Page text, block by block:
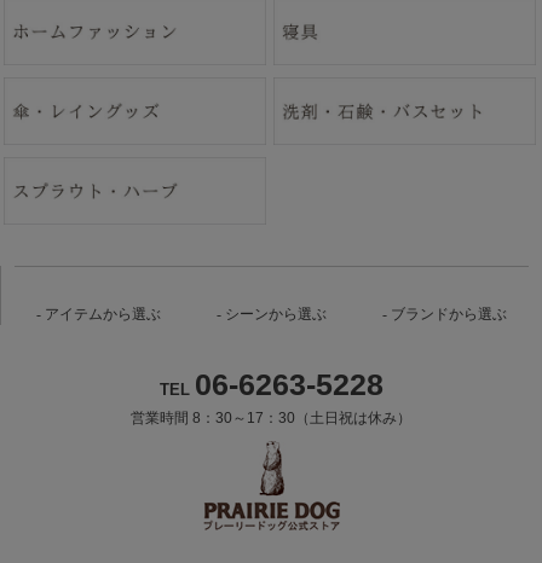
アイテムから選ぶ シーンから選ぶ ブランドから選ぶ
TEL 06-6263-5228
営業時間 8：30～17：30（土日祝は休み）